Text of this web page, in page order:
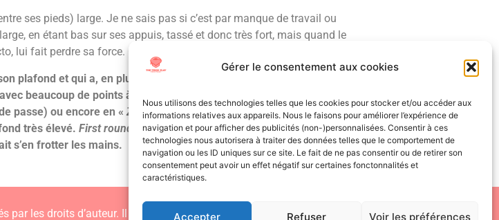
Gérer le consentement aux cookies
Nous utilisons des technologies telles que les cookies pour stocker et/ou accéder aux
informations relatives aux appareils. Nous le faisons pour améliorer l’expérience de
navigation et pour afficher des publicités (non-)personnalisées. Consentir à ces
technologies nous autorisera à traiter des données telles que le comportement de
navigation ou les ID uniques sur ce site. Le fait de ne pas consentir ou de retirer son
consentement peut avoir un effet négatif sur certaines fonctonnalités et
caractéristiques.
Accepter Refuser Voir les préférences
ses pieds) large. Je ne sais pas si c’est par manque de travail ou
en étant bas sur ses appuis, tassé et donc très fort, mais quand le
lui fait perdre sa force. C’est dommage.
plafond et qui a, en plus, un plancher déjà élevé. Très bon pour ne
beaucoup de points à travailler. Je recommande fortement ce
passe) ou encore en « Zone Blocking Scheme» (jeu de course en
très élevé. First round talent, et personnellement je ne le vois
s’en frotter les mains.
par les droits d’auteur. Il est interdit de reproduire, distribuer ou utiliser de quelque manière que